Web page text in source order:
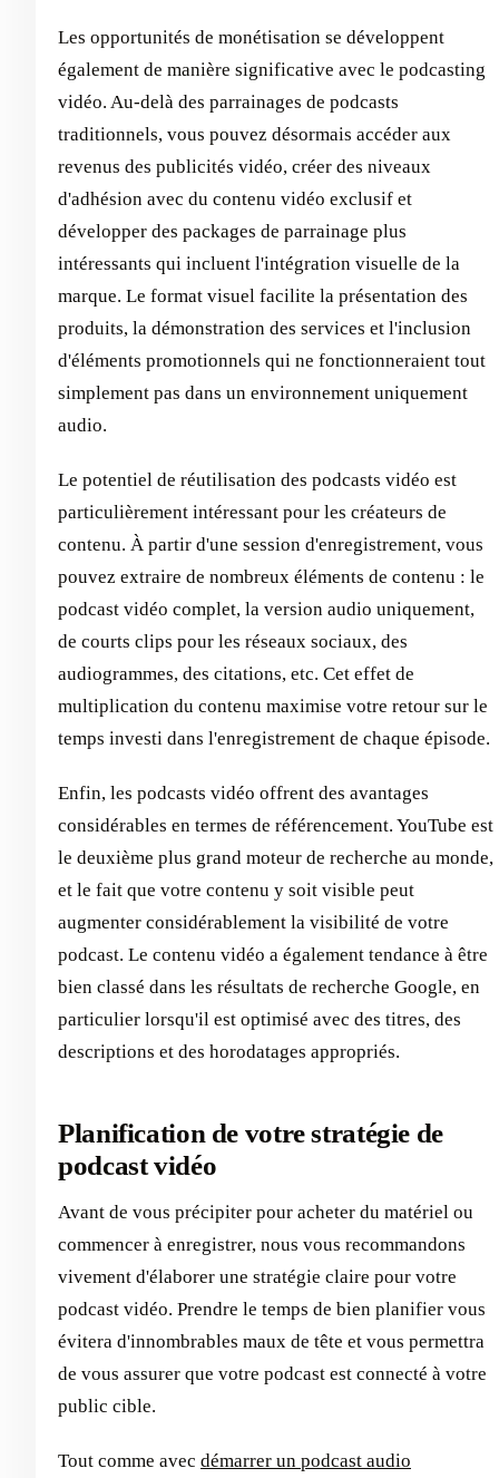
Les opportunités de monétisation se développent
également de manière significative avec le podcasting
vidéo. Au-delà des parrainages de podcasts
traditionnels, vous pouvez désormais accéder aux
revenus des publicités vidéo, créer des niveaux
d'adhésion avec du contenu vidéo exclusif et
développer des packages de parrainage plus
intéressants qui incluent l'intégration visuelle de la
marque. Le format visuel facilite la présentation des
produits, la démonstration des services et l'inclusion
d'éléments promotionnels qui ne fonctionneraient tout
simplement pas dans un environnement uniquement
audio.
Le potentiel de réutilisation des podcasts vidéo est
particulièrement intéressant pour les créateurs de
contenu. À partir d'une session d'enregistrement, vous
pouvez extraire de nombreux éléments de contenu : le
podcast vidéo complet, la version audio uniquement,
de courts clips pour les réseaux sociaux, des
audiogrammes, des citations, etc. Cet effet de
multiplication du contenu maximise votre retour sur le
temps investi dans l'enregistrement de chaque épisode.
Enfin, les podcasts vidéo offrent des avantages
considérables en termes de référencement. YouTube est
le deuxième plus grand moteur de recherche au monde,
et le fait que votre contenu y soit visible peut
augmenter considérablement la visibilité de votre
podcast. Le contenu vidéo a également tendance à être
bien classé dans les résultats de recherche Google, en
particulier lorsqu'il est optimisé avec des titres, des
descriptions et des horodatages appropriés.
Planification de votre stratégie de
podcast vidéo
Avant de vous précipiter pour acheter du matériel ou
commencer à enregistrer, nous vous recommandons
vivement d'élaborer une stratégie claire pour votre
podcast vidéo. Prendre le temps de bien planifier vous
évitera d'innombrables maux de tête et vous permettra
de vous assurer que votre podcast est connecté à votre
public cible.
Tout comme avec démarrer un podcast audio